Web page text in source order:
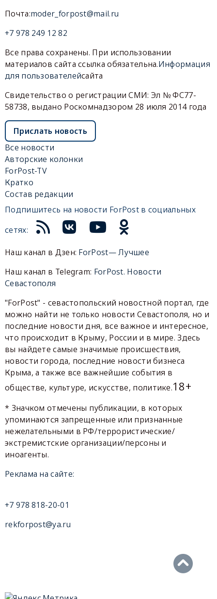
Почта:moder_forpost@mail.ru
+7 978 249 12 82
Все права сохранены. При использовании
материалов сайта ссылка обязательна.Информация
для пользователейсайта
Свидетельство о регистрации СМИ: Эл № ФС77-
58738, выдано Роскомнадзором 28 июля 2014 года
Прислать новость
Все новости
Авторские колонки
ForPost-TV
Кратко
Состав редакции
Подпишитесь на новости ForPost в социальных
сетях:
Наш канал в Дзен: ForPost— Лучшее
Наш канал в Telegram: ForPost. Новости
Севастополя
"ForPost" - севастопольский новостной портал, где
можно найти не только новости Севастополя, но и
последние новости дня, все важное и интересное,
что происходит в Крыму, России и в мире. Здесь
вы найдете самые значимые происшествия,
новости города, последние новости бизнеса
Крыма, а также все важнейшие события в
обществе, культуре, искусстве, политике.18+
* Значком отмечены публикации, в которых
упоминаются запрещенные или признанные
нежелательными в РФ/террористические/
экстремистские организации/персоны и
иноагенты.
Реклама на сайте:
+7 978 818-20-01
rekforpost@ya.ru